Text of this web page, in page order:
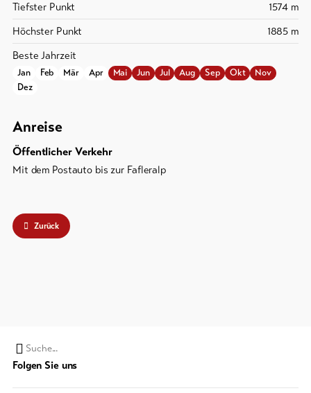
Tiefster Punkt
1574 m
Höchster Punkt
1885 m
Beste Jahrzeit
Jan Feb Mär Apr Mai Jun Jul Aug Sep Okt
Nov
Dez
Anreise
Öffentlicher Verkehr
Mit dem Postauto bis zur Fafleralp
Zurück
Suchwort
Folgen Sie uns